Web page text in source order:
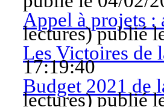
Appel à projets :
lectures)publié
Les Victoires de
17:19:40
Budget 2021 de
lectures)publié